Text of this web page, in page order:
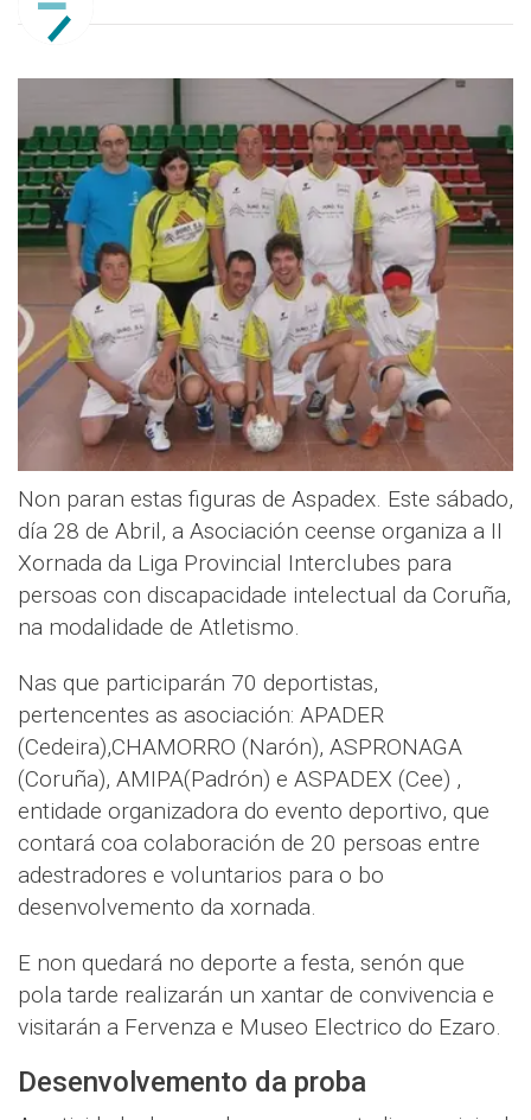
Non paran estas figuras de Aspadex. Este sábado,
día 28 de Abril, a Asociación ceense organiza a II
Xornada da Liga Provincial Interclubes para
persoas con discapacidade intelectual da Coruña,
na modalidade de Atletismo.
Nas que participarán 70 deportistas,
pertencentes as asociación: APADER
(Cedeira),CHAMORRO (Narón), ASPRONAGA
(Coruña), AMIPA(Padrón) e ASPADEX (Cee) ,
entidade organizadora do evento deportivo, que
contará coa colaboración de 20 persoas entre
adestradores e voluntarios para o bo
desenvolvemento da xornada.
E non quedará no deporte a festa, senón que
pola tarde realizarán un xantar de convivencia e
visitarán a Fervenza e Museo Electrico do Ezaro.
Desenvolvemento da proba